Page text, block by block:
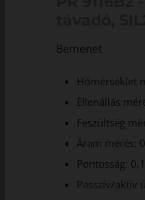
Bemenet
Hőmérséklet
Ellenállás
Feszültség
Áram mérés:
Pontosság:
Passzív/aktív